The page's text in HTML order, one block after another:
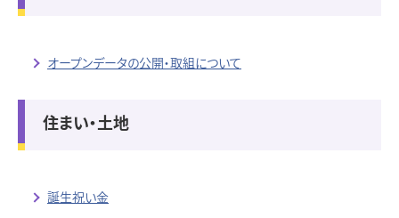
オープンデータの公開・取組について
住まい・土地
誕生祝い金